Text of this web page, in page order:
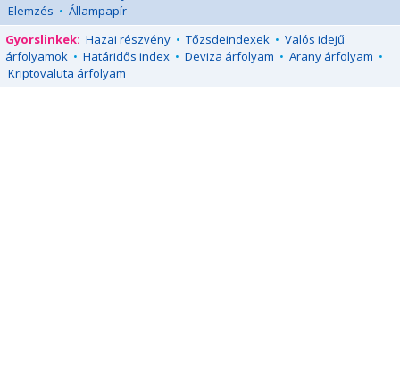
Elemzés • Állampapír
Gyorslinkek: Hazai részvény • Tőzsdeindexek • Valós idejű
árfolyamok • Határidős index • Deviza árfolyam • Arany árfolyam •
Kriptovaluta árfolyam